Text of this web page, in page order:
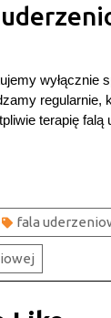
wyłącznie
terapię falą
fala